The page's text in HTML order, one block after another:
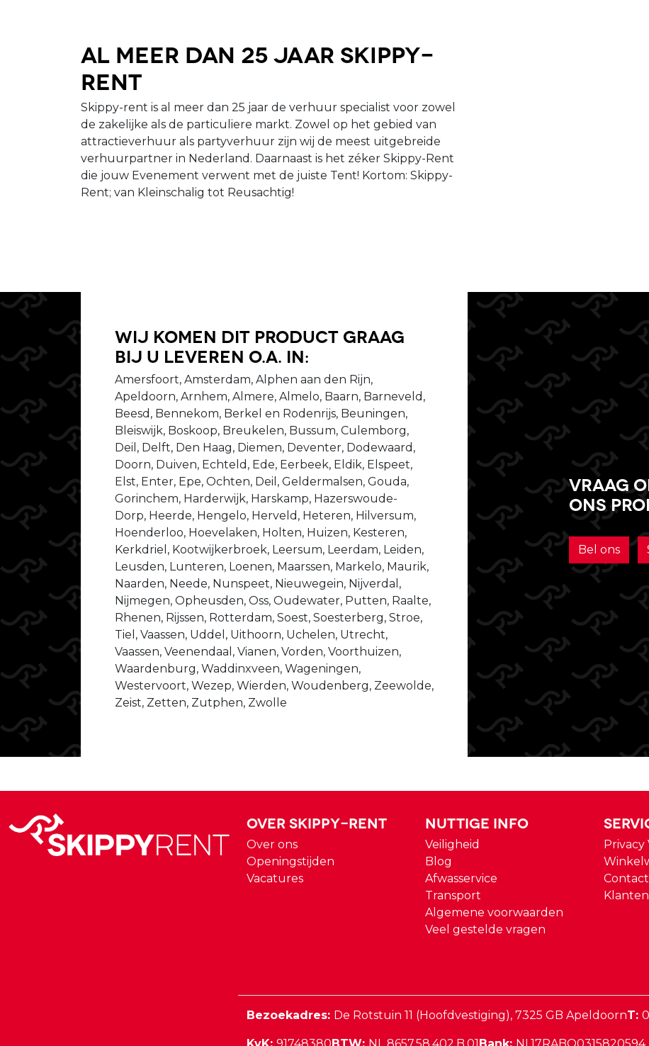
Al meer dan 25 jaar Skippy-
Rent
Skippy-rent is al meer dan 25 jaar de verhuur specialist voor zowel
de zakelijke als de particuliere markt. Zowel op het gebied van
attractieverhuur als partyverhuur zijn wij de meest uitgebreide
verhuurpartner in Nederland. Daarnaast is het zéker Skippy-Rent
die jouw Evenement verwent met de juiste Tent! Kortom: Skippy-
Rent; van Kleinschalig tot Reusachtig!
Wij komen dit product graag
bij u leveren o.a. in:
Amersfoort, Amsterdam, Alphen aan den Rijn,
Apeldoorn, Arnhem, Almere, Almelo, Baarn, Barneveld,
Beesd, Bennekom, Berkel en Rodenrijs, Beuningen,
Bleiswijk, Boskoop, Breukelen, Bussum, Culemborg,
Deil, Delft, Den Haag, Diemen, Deventer, Dodewaard,
Doorn, Duiven, Echteld, Ede, Eerbeek, Eldik, Elspeet,
Elst, Enter, Epe, Ochten, Deil, Geldermalsen, Gouda,
Gorinchem, Harderwijk, Harskamp, Hazerswoude-
Dorp, Heerde, Hengelo, Herveld, Heteren, Hilversum,
Hoenderloo, Hoevelaken, Holten, Huizen, Kesteren,
Kerkdriel, Kootwijkerbroek, Leersum, Leerdam, Leiden,
Leusden, Lunteren, Loenen, Maarssen, Markelo, Maurik,
Naarden, Neede, Nunspeet, Nieuwegein, Nijverdal,
Nijmegen, Opheusden, Oss, Oudewater, Putten, Raalte,
Rhenen, Rijssen, Rotterdam, Soest, Soesterberg, Stroe,
Tiel, Vaassen, Uddel, Uithoorn, Uchelen, Utrecht,
Vaassen, Veenendaal, Vianen, Vorden, Voorthuizen,
Waardenburg, Waddinxveen, Wageningen,
Westervoort, Wezep, Wierden, Woudenberg, Zeewolde,
Zeist, Zetten, Zutphen, Zwolle
Vraag
ons
Bel ons
Over Skippy-rent
Over ons
Openingstijden
Vacatures
Nuttige Info
Veiligheid
Blog
Afwasservice
Transport
Algemene voorwaarden
Veel gestelde vragen
Contact
Bezoekadres: De Rotstuin 11 (Hoofdvestiging), 7325 GB ApeldoornT: